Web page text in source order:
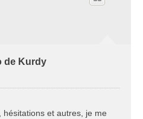
de Kurdy
et autres, je me